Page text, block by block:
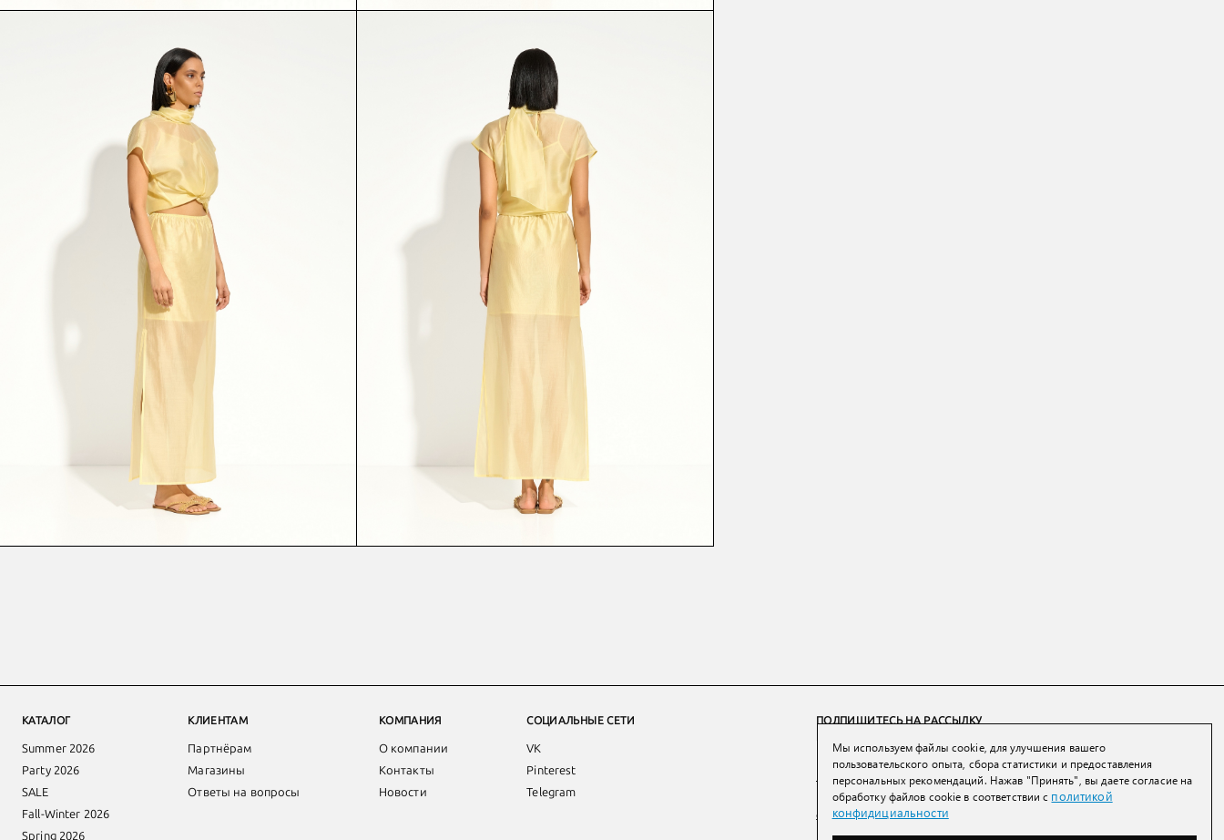
КАТАЛОГ
Summer 2026
Party 2026
SALE
Fall-Winter 2026
Spring 2026
КЛИЕНТАМ
Партнёрам
Магазины
Ответы на вопросы
КОМПАНИЯ
О компании
Контакты
Новости
СОЦИАЛЬНЫЕ СЕТИ
VK
Pinterest
Telegram
ПОДПИШИТЕСЬ НА РАССЫЛКУ
ПОДПИСАТЬСЯ
Нажимая на кнопку вы соглашаетесь сполитикой конфиденциальности и
обработки персональных данных
Мы используем файлы cookie, для улучшения вашего
пользовательского опыта, сбора статистики и предоставления
персональных рекомендаций. Нажав "Принять", вы даете согласие на
обработку файлов cookie в соответствии с политикой
конфидициальности